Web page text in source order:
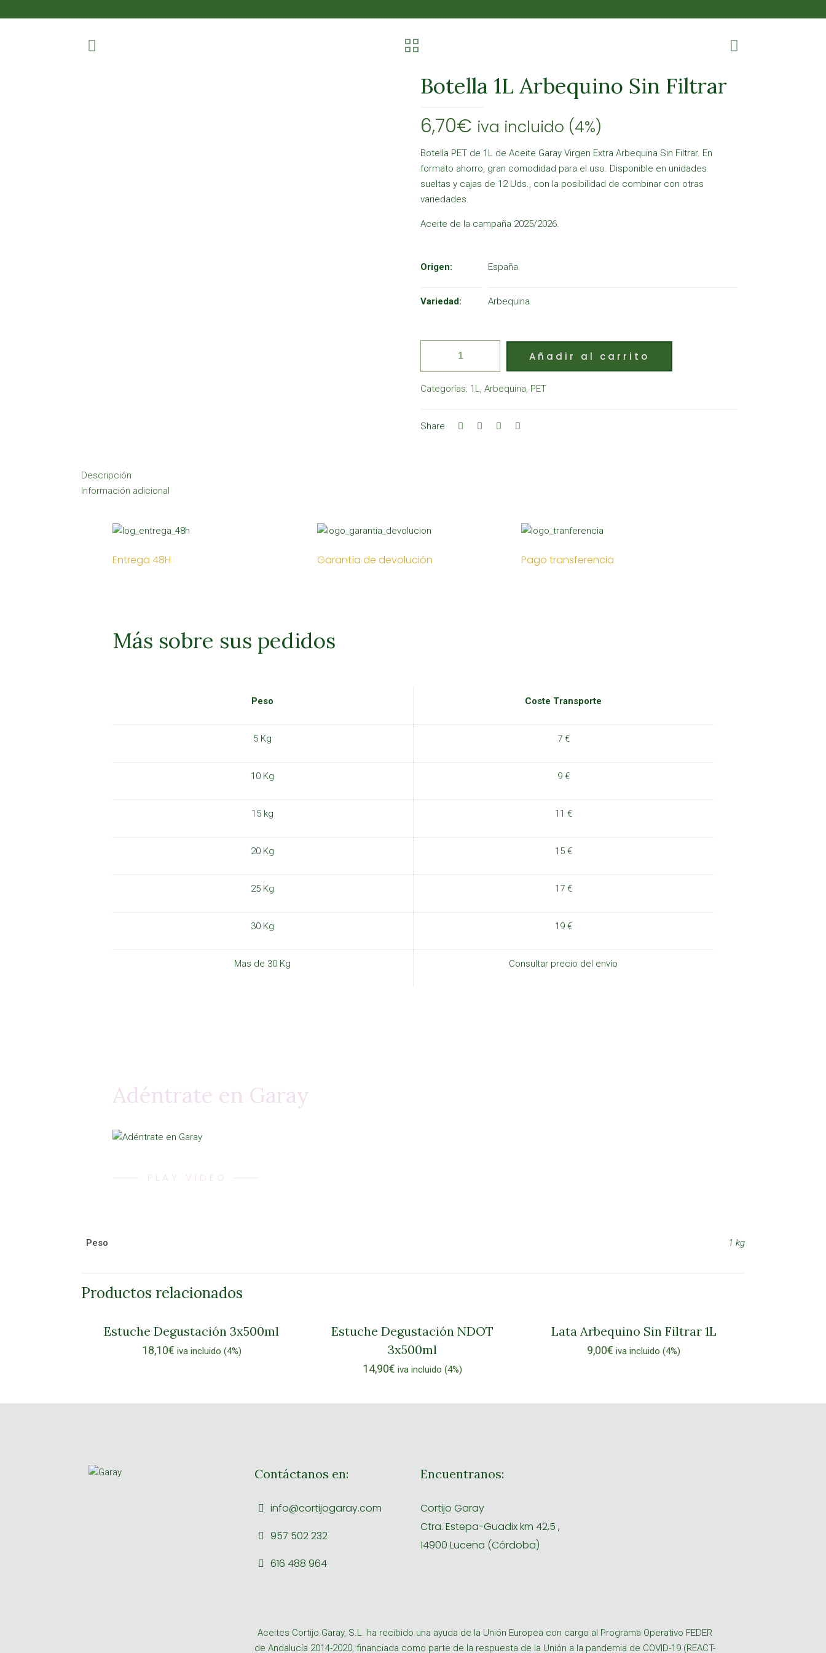
Botella 1L Arbequino Sin Filtrar
6,70€ iva incluido (4%)
Botella PET de 1L de Aceite Garay Virgen Extra Arbequina Sin Filtrar. En
formato ahorro, gran comodidad para el uso. Disponible en unidades
sueltas y cajas de 12 Uds., con la posibilidad de combinar con otras
variedades.
Aceite de la campaña 2025/2026.
Origen: España
Variedad: Arbequina
Añadir al carrito
Categorías: 1L, Arbequina, PET
Share
Descripción
Información adicional
Entrega 48H Garantía de devolución Pago transferencia
Más sobre sus pedidos
Peso Coste Transporte
5 Kg 7 €
10 Kg 9 €
15 kg 11 €
20 Kg 15 €
25 Kg 17 €
30 Kg 19 €
Mas de 30 Kg Consultar precio del envío
Adéntrate en Garay
⸻ PLAY VIDEO ⸻
Peso 1 kg
Productos relacionados
Estuche Degustación 3x500ml
18,10€ iva incluido (4%)
Estuche Degustación NDOT
3x500ml
14,90€ iva incluido (4%)
Lata Arbequino Sin Filtrar 1L
9,00€ iva incluido (4%)
Contáctanos en:
info@cortijogaray.com
957 502 232
616 488 964
Aceites Cortijo Garay, S.L. ha recibido una ayuda de la Unión Europea con cargo al Programa Operativo FEDER
de Andalucía 2014-2020, financiada como parte de la respuesta de la Unión a la pandemia de COVID-19 (REACT-
Encuentranos:
Cortijo Garay
Ctra. Estepa-Guadix km 42,5 ,
14900 Lucena (Córdoba)